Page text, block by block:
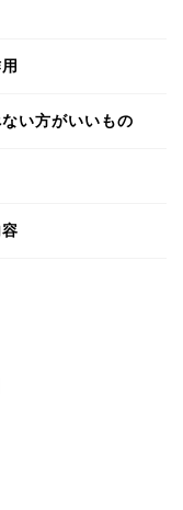
い方がいいもの